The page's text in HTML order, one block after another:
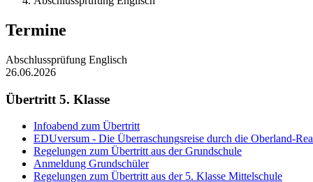
Termine
Abschlussprüfung Englisch
26.06.2026
Übertritt 5. Klasse
Infoabend zum Übertritt
EDUversum - Die Überraschungsreise durch die Oberland-
Regelungen zum Übertritt aus der Grundschule
Anmeldung Grundschüler
Regelungen zum Übertritt aus der 5. Klasse Mittelschule